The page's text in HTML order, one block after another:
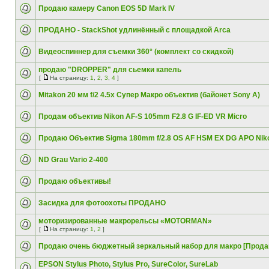
Продаю камеру Canon EOS 5D Mark IV
ПРОДАНО - StackShot удлинённый с площадкой Arca
Видеоспиннер для съемки 360° (комплект со скидкой)
продаю "DROPPER" для сьемки капель
[ На страницу: 1 2 3 4 ]
Mitakon 20 мм f/2 4.5x Супер Макро объектив (байонет Sony A)
Продам объектив Nikon AF-S 105mm F2.8 G IF-ED VR Micro
Продаю Объектив Sigma 180mm f/2.8 OS AF HSM EX DG APO
ND Grau Vario 2-400
Продаю объективы!
Засидка для фотоохоты ПРОДАНО
моторизированные макрорельсы «MOTORMAN»
[ На страницу: 1 2 ]
Продаю очень бюджетный зеркальный набор для макро
EPSON Stylus Photo, Stylus Pro, SureColor, SureLab